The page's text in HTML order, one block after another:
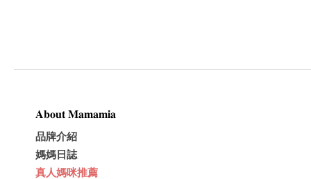
𝐀𝐛𝐨𝐮𝐭 𝐌𝐚𝐦𝐚𝐦𝐢𝐚
品牌介紹
媽媽日誌
真人媽咪推薦